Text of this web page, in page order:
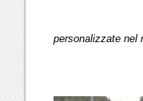
personalizzate nel